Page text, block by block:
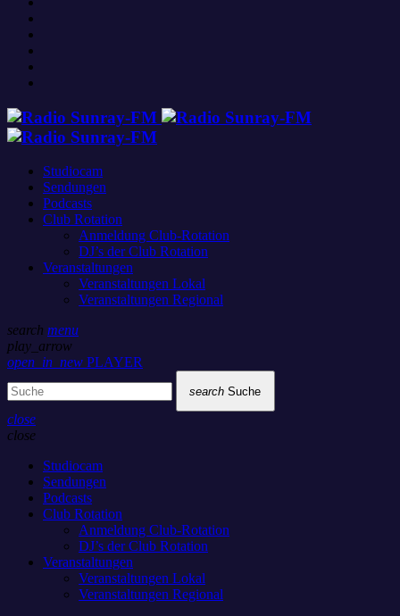
Studiocam
Sendungen
Podcasts
Club Rotation
Anmeldung Club-Rotation
DJ’s der Club Rotation
Veranstaltungen
Veranstaltungen Lokal
Veranstaltungen Regional
search menu
play_arrow
open_in_new PLAYER
search Suche
close
close
Studiocam
Sendungen
Podcasts
Club Rotation
Anmeldung Club-Rotation
DJ’s der Club Rotation
Veranstaltungen
Veranstaltungen Lokal
Veranstaltungen Regional